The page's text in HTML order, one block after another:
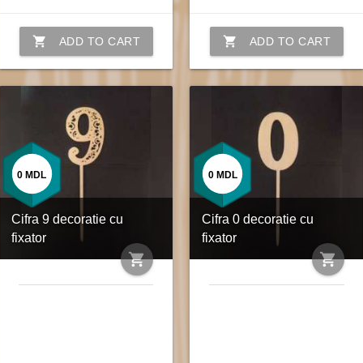
shopping_cart ADD TO CART shopping_cart ADD TO CART
Cifra 9 decoratie cu
fixator
shopping_cart
0 MDL
Cifra 0 decoratie cu
fixator
shopping_cart
0 MDL